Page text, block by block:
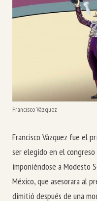
Francisco Vázquez
Francisco Vázquez fue el
ser elegido en el
imponiéndose a Modesto
México, que asesorara al
dimitió después de una